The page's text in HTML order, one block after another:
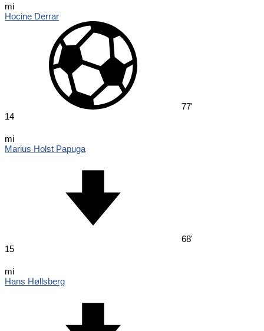
mi
Hocine Derrar
77'
14
mi
Marius Holst Papuga
68'
15
mi
Hans Høllsberg